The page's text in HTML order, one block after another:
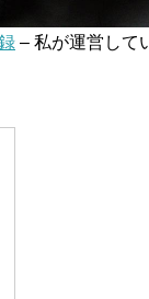
– 私が運営して